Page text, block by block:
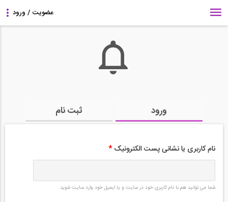
ورود ثبت نام
نام کاربری یا نشانی پست الکترونیک *
شما می توانید هم با نام کاربری خود در سایت و یا ایمیل خود وارد سایت شوید.